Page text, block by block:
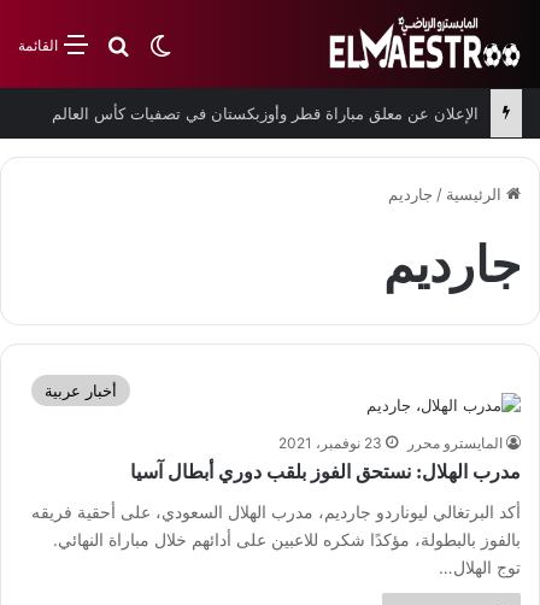
القائمةبحث عن
الوضع المظلم
الإعلان عن معلق مباراة قطر وأوزبكستان في تصفيات كأس العالم
الرئيسية / جارديم
جارديم
أخبار عربية
المايسترو محرر 23 نوفمبر، 2021
مدرب الهلال: نستحق الفوز بلقب دوري أبطال آسيا
أكد البرتغالي ليوناردو جارديم، مدرب الهلال السعودي، على أحقية فريقه
بالفوز بالبطولة، مؤكدًا شكره للاعبين على أدائهم خلال مباراة النهائي.
توج الهلال…